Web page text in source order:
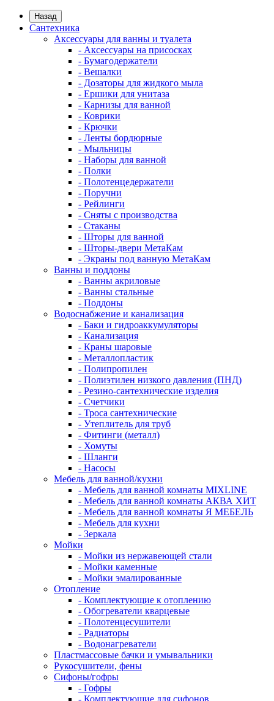
Назад
Сантехника
Аксессуары для ванны и туалета
- Аксессуары на присосках
- Бумагодержатели
- Вешалки
- Дозаторы для жидкого мыла
- Ершики для унитаза
- Карнизы для ванной
- Коврики
- Крючки
- Ленты бордюрные
- Мыльницы
- Наборы для ванной
- Полки
- Полотенцедержатели
- Поручни
- Рейлинги
- Сняты с производства
- Стаканы
- Шторы для ванной
- Шторы-двери МетаКам
- Экраны под ванную МетаКам
Ванны и поддоны
- Ванны акриловые
- Ванны стальные
- Поддоны
Водоснабжение и канализация
- Баки и гидроаккумуляторы
- Канализация
- Краны шаровые
- Металлопластик
- Полипропилен
- Полиэтилен низкого давления (ПНД)
- Резино-сантехнические изделия
- Счетчики
- Троса сантехнические
- Утеплитель для труб
- Фитинги (металл)
- Хомуты
- Шланги
- Насосы
Мебель для ванной/кухни
- Мебель для ванной комнаты MIXLINE
- Мебель для ванной комнаты АКВА ХИТ
- Мебель для ванной комнаты Я МЕБЕЛЬ
- Мебель для кухни
- Зеркала
Мойки
- Мойки из нержавеющей стали
- Мойки каменные
- Мойки эмалированные
Отопление
- Комплектующие к отоплению
- Обогреватели кварцевые
- Полотенцесушители
- Радиаторы
- Водонагреватели
Пластмассовые бачки и умывальники
Рукосушители, фены
Сифоны/гофры
- Гофры
- Комплектующие для сифонов